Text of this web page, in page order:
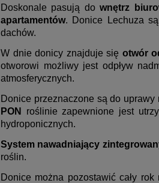
Doskonale pasują downętrz
apartamentów. Donice Lechuza
dachów.
W dnie donicy znajduje się otwór
otworowi możliwy jest odpływ
atmosferycznych.
Donice przeznaczone są do
PON
roślinie zapewnione jest
hydroponicznych.
System nawadniający
roślin.
Donice można pozostawić cały